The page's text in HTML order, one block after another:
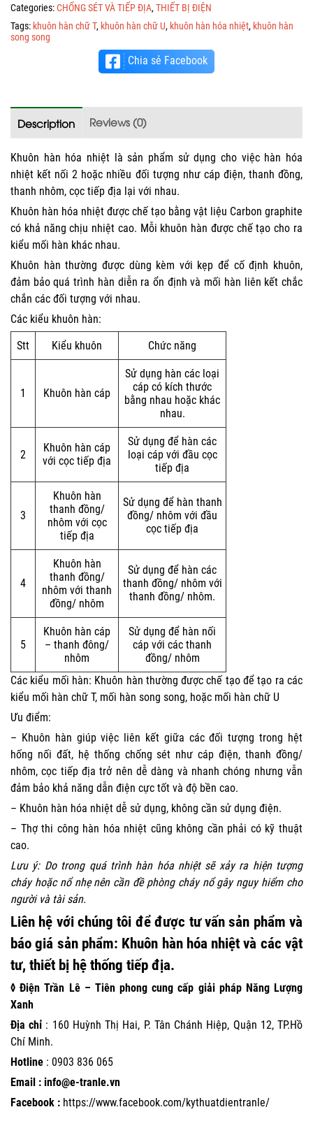
Categories:CHỐNG SÉT VÀ TIẾP ĐỊA, THIẾT BỊ ĐIỆN
Tags: khuôn hàn chữ T, khuôn hàn chữ U, khuôn hàn hóa nhiệt, khuôn hàn
song song
Chia sẻ Facebook
Description Reviews (0)
Khuôn hàn hóa nhiệt là sản phẩm sử dụng cho việc hàn hóa
nhiệt kết nối 2 hoặc nhiều đối tượng như cáp điện, thanh đồng,
thanh nhôm, cọc tiếp địa lại với nhau.
Khuôn hàn hóa nhiệt được chế tạo bằng vật liệu Carbon graphite
có khả năng chịu nhiệt cao. Mỗi khuôn hàn được chế tạo cho ra
kiểu mối hàn khác nhau.
Khuôn hàn thường được dùng kèm với kẹp để cố định khuôn,
đảm bảo quá trình hàn diễn ra ổn định và mối hàn liên kết chắc
chắn các đối tượng với nhau.
Các kiểu khuôn hàn:
Stt
Kiểu khuôn Chức năng
1 Khuôn hàn cáp
Sử dụng hàn các loại
cáp có kích thước
bằng nhau hoặc khác
nhau.
2
Khuôn hàn cáp
với cọc tiếp địa
Sử dụng để hàn các
loại cáp với đầu cọc
tiếp địa
3
Khuôn hàn
thanh đồng/
nhôm với cọc
tiếp địa
Sử dụng để hàn thanh
đồng/ nhôm với đầu
cọc tiếp địa
4
Khuôn hàn
thanh đồng/
nhôm với thanh
đồng/ nhôm
Sử dụng để hàn các
thanh đồng/ nhôm với
thanh đồng/ nhôm.
5
Khuôn hàn cáp
– thanh đông/
nhôm
Sử dụng để hàn nối
cáp với các thanh
đồng/ nhôm
Các kiểu mối hàn: Khuôn hàn thường được chế tạo để tạo ra các
kiểu mối hàn chữ T, mối hàn song song, hoặc mối hàn chữ U
Ưu điểm:
– Khuôn hàn giúp việc liên kết giữa các đối tượng trong hệt
hống nối đất, hệ thống chống sét như cáp điện, thanh đồng/
nhôm, cọc tiếp địa trở nên dễ dàng và nhanh chóng nhưng vẫn
đảm bảo khả năng dẫn điện cực tốt và độ bền cao.
– Khuôn hàn hóa nhiệt dễ sử dụng, không cần sử dụng điện.
– Thợ thi công hàn hóa nhiệt cũng không cần phải có kỹ thuật
cao.
Lưu ý: Do trong quá trình hàn hóa nhiệt sẽ xảy ra hiện tượng
cháy hoặc nổ nhẹ nên cần đề phòng cháy nổ gây nguy hiểm cho
người và tài sản.
Liên hệ vớichúng tôi để được tư vấn sản phẩm và
báo giá sản phẩm: Khuôn hàn hóa nhiệt và các vật
tư, thiết bị hệ thống tiếp địa.
◊ Điện Trần Lê – Tiên phong cung cấp giải pháp Năng Lượng
Xanh
Địa chỉ : 160 Huỳnh Thị Hai, P. Tân Chánh Hiệp, Quận 12, TP.Hồ
Chí Minh.
Hotline : 0903 836 065
Email : info@e-tranle.vn
Facebook : https://www.facebook.com/kythuatdientranle/